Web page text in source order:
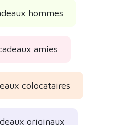
hommes
amies
colocataires
originaux